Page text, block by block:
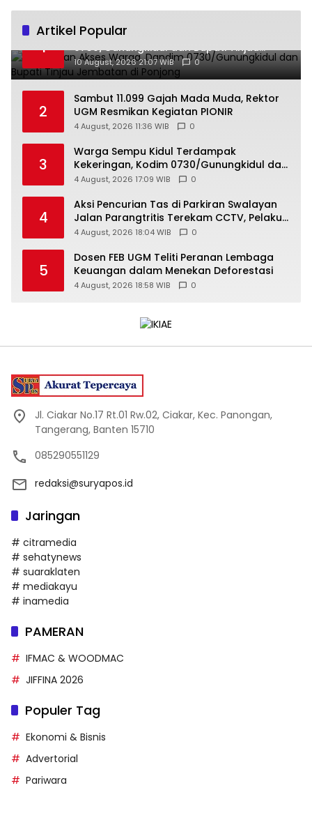
Artikel Popular
1
Tingkatkan Akses Warga, Dandim
0730/Gunungkidul dan Bupati Tinjau
Jembatan di Ponjong
10 August, 2026 21:07 WIB 0
2
Sambut 11.099 Gajah Mada Muda, Rektor
UGM Resmikan Kegiatan PIONIR
4 August, 2026 11:36 WIB 0
3
Warga Sempu Kidul Terdampak
Kekeringan, Kodim 0730/Gunungkidul dan
BPBD Bergerak Salurkan Air Bersih
4 August, 2026 17:09 WIB 0
4
Aksi Pencurian Tas di Parkiran Swalayan
Jalan Parangtritis Terekam CCTV, Pelaku
Ditangkap
4 August, 2026 18:04 WIB 0
5
Dosen FEB UGM Teliti Peranan Lembaga
Keuangan dalam Menekan Deforestasi
4 August, 2026 18:58 WIB 0
Jl. Ciakar No.17 Rt.01 Rw.02, Ciakar, Kec. Panongan,
Tangerang, Banten 15710
085290551129
redaksi@suryapos.id
Jaringan
# citramedia
# sehatynews
# suaraklaten
# mediakayu
# inamedia
PAMERAN
IFMAC & WOODMAC
JIFFINA 2026
Populer Tag
Ekonomi & Bisnis
Advertorial
Pariwara